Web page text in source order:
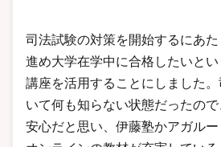
司法試験の対策を開始するにあ
進め大学在学中に合格したいと
講座を活用することにしました
いて何も知らない状態だったの
安心だと思い、伊藤塾かアガルー